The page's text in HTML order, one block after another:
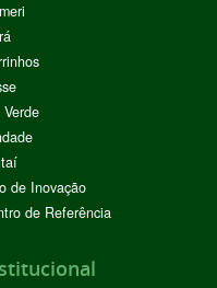
de Inovação
de Referência